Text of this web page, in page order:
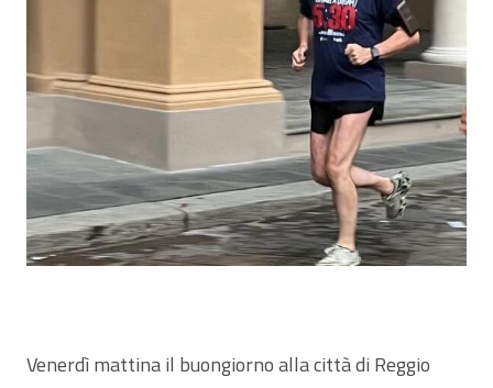
Venerdì mattina il buongiorno alla città di Reggio